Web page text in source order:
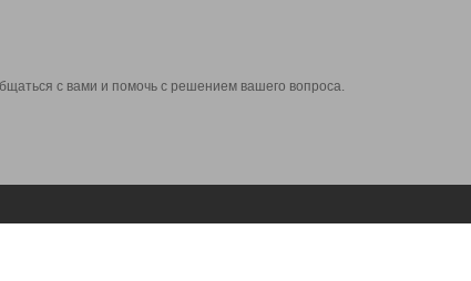
с вами и помочь с решением вашего вопроса.